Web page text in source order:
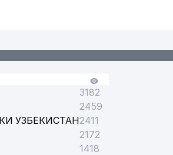
3182
2459
УЗБЕКИСТАН2411
2172
1418